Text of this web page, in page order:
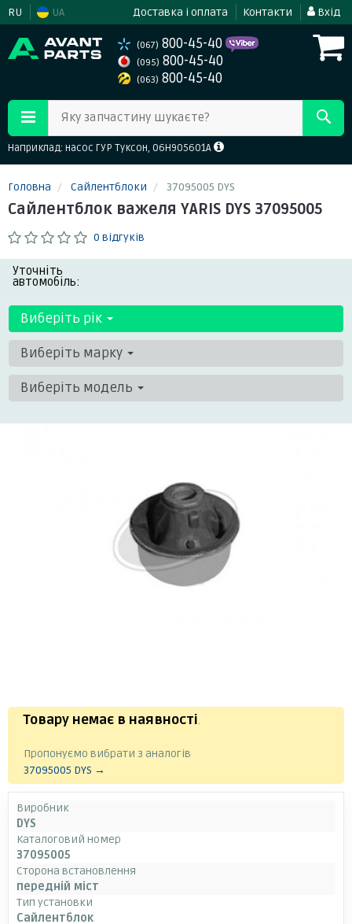
RU UA Доставка і оплата Контакти Вхід
(067) 800-45-40
(095) 800-45-40
(063) 800-45-40
Яку запчастину шукаєте?
Наприклад: насос ГУР Туксон, 06H905601A
Головна Сайлентблоки 37095005 DYS
Сайлентблок важеля YARIS DYS 37095005
0 відгуків
Уточніть
автомобіль:
Виберіть рік
Виберіть марку
Виберіть модель
Товару немає в наявності.
Пропонуємо вибрати з аналогів
37095005 DYS →
Виробник
DYS
Каталоговий номер
37095005
Сторона встановлення
передній міст
Тип установки
Сайлентблок